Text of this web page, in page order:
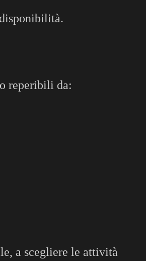
reperibili da:
a scegliere le attività